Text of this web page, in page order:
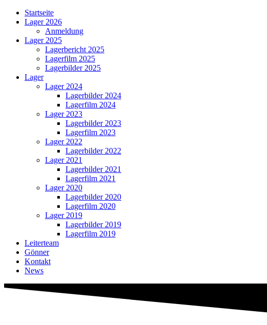
Startseite
Lager 2026
Anmeldung
Lager 2025
Lagerbericht 2025
Lagerfilm 2025
Lagerbilder 2025
Lager
Lager 2024
Lagerbilder 2024
Lagerfilm 2024
Lager 2023
Lagerbilder 2023
Lagerfilm 2023
Lager 2022
Lagerbilder 2022
Lager 2021
Lagerbilder 2021
Lagerfilm 2021
Lager 2020
Lagerbilder 2020
Lagerfilm 2020
Lager 2019
Lagerbilder 2019
Lagerfilm 2019
Leiterteam
Gönner
Kontakt
News